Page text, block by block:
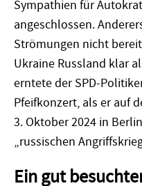
Sympathien für
angeschlossen.
Strömungen nicht
Ukraine Russland klar
erntete der SPD-
Pfeifkonzert, als er auf
3. Oktober 2024 in
„russischen
Ein gut